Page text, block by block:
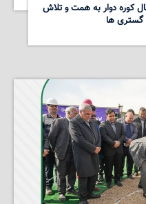
کوره دوار به همت و تلاش
گستری ها